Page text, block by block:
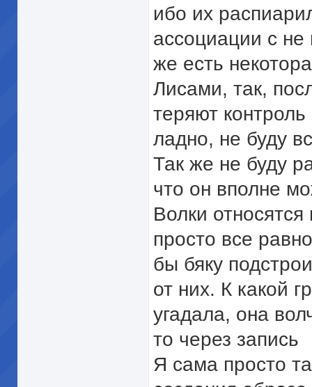
ибо их
ассоциации с
же есть
Лисами, так,
теряют
ладно, не буду
Так же не буду
что он вполне
Волки
просто все
бы бяку
от них. К какой
угадала, она
то через запись
Я сама просто